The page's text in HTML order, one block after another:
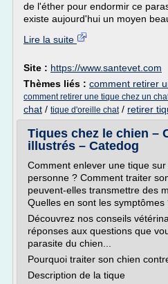
de l'éther pour endormir ce
existe aujourd'hui un moyen
Lire la suite
Site : https://www.santevet.com
Thèmes liés : comment retirer
comment retirer une tique chez un
chat / tique d'oreille chat/ retirer
Tiques chez le chien –
illustrés – Catedog
Comment enlever une tique
personne ? Comment traiter
peuvent-elles transmettre des
Quelles en sont les symptômes
Découvrez nos conseils
réponses aux questions que
parasite du chien...
Pourquoi traiter son chien
Description de la tique